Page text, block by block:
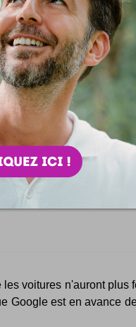
voitures n'auront plus
Google est en avance